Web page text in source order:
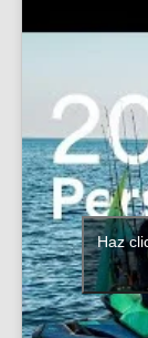
Haz